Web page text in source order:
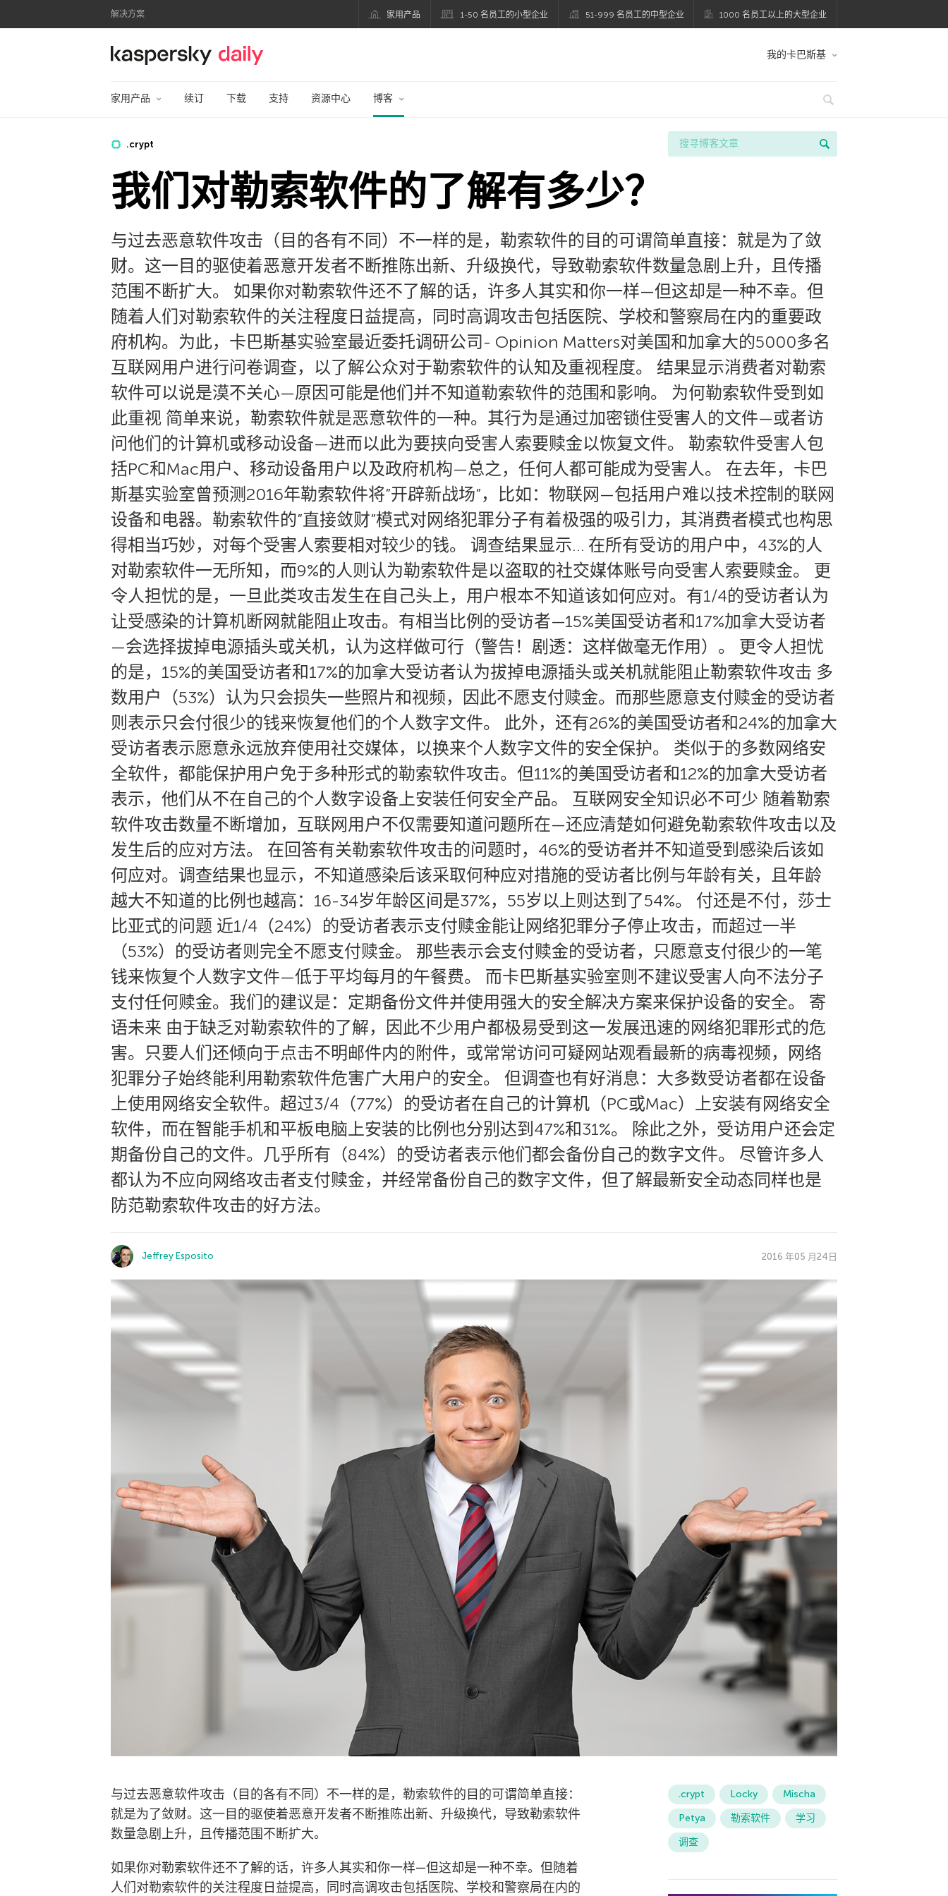
解决方案 家用产品 1-50 名员工的小型企业 51-999 名员工的中型企业 1000 名员工以上的大型企业
卡巴斯基官方博客 我的卡巴斯基
家用产品 续订 下载 支持 资源中心 博客
.crypt
我们对勒索软件的了解有多少？
与过去恶意软件攻击（目的各有不同）不一样的是，勒索软件的目的可谓简单直接：就是为了敛
财。这一目的驱使着恶意开发者不断推陈出新、升级换代，导致勒索软件数量急剧上升，且传播
范围不断扩大。 如果你对勒索软件还不了解的话，许多人其实和你一样—但这却是一种不幸。但
随着人们对勒索软件的关注程度日益提高，同时高调攻击包括医院、学校和警察局在内的重要政
府机构。为此，卡巴斯基实验室最近委托调研公司- Opinion Matters对美国和加拿大的5000多名
互联网用户进行问卷调查，以了解公众对于勒索软件的认知及重视程度。 结果显示消费者对勒索
软件可以说是漠不关心—原因可能是他们并不知道勒索软件的范围和影响。 为何勒索软件受到如
此重视 简单来说，勒索软件就是恶意软件的一种。其行为是通过加密锁住受害人的文件—或者访
问他们的计算机或移动设备—进而以此为要挟向受害人索要赎金以恢复文件。 勒索软件受害人包
括PC和Mac用户、移动设备用户以及政府机构—总之，任何人都可能成为受害人。 在去年，卡巴
斯基实验室曾预测2016年勒索软件将”开辟新战场”，比如：物联网—包括用户难以技术控制的联网
设备和电器。勒索软件的”直接敛财”模式对网络犯罪分子有着极强的吸引力，其消费者模式也构思
得相当巧妙，对每个受害人索要相对较少的钱。 调查结果显示… 在所有受访的用户中，43%的人
对勒索软件一无所知，而9%的人则认为勒索软件是以盗取的社交媒体账号向受害人索要赎金。 更
令人担忧的是，一旦此类攻击发生在自己头上，用户根本不知道该如何应对。有1/4的受访者认为
让受感染的计算机断网就能阻止攻击。有相当比例的受访者—15%美国受访者和17%加拿大受访者
—会选择拔掉电源插头或关机，认为这样做可行（警告！剧透：这样做毫无作用）。 更令人担忧
的是，15%的美国受访者和17%的加拿大受访者认为拔掉电源插头或关机就能阻止勒索软件攻击 多
数用户（53%）认为只会损失一些照片和视频，因此不愿支付赎金。而那些愿意支付赎金的受访者
则表示只会付很少的钱来恢复他们的个人数字文件。 此外，还有26%的美国受访者和24%的加拿大
受访者表示愿意永远放弃使用社交媒体，以换来个人数字文件的安全保护。 类似于的多数网络安
全软件，都能保护用户免于多种形式的勒索软件攻击。但11%的美国受访者和12%的加拿大受访者
表示，他们从不在自己的个人数字设备上安装任何安全产品。 互联网安全知识必不可少 随着勒索
软件攻击数量不断增加，互联网用户不仅需要知道问题所在—还应清楚如何避免勒索软件攻击以及
发生后的应对方法。 在回答有关勒索软件攻击的问题时，46%的受访者并不知道受到感染后该如
何应对。调查结果也显示，不知道感染后该采取何种应对措施的受访者比例与年龄有关，且年龄
越大不知道的比例也越高：16-34岁年龄区间是37%，55岁以上则达到了54%。 付还是不付，莎士
比亚式的问题 近1/4（24%）的受访者表示支付赎金能让网络犯罪分子停止攻击，而超过一半
（53%）的受访者则完全不愿支付赎金。 那些表示会支付赎金的受访者，只愿意支付很少的一笔
钱来恢复个人数字文件—低于平均每月的午餐费。 而卡巴斯基实验室则不建议受害人向不法分子
支付任何赎金。我们的建议是：定期备份文件并使用强大的安全解决方案来保护设备的安全。 寄
语未来 由于缺乏对勒索软件的了解，因此不少用户都极易受到这一发展迅速的网络犯罪形式的危
害。只要人们还倾向于点击不明邮件内的附件，或常常访问可疑网站观看最新的病毒视频，网络
犯罪分子始终能利用勒索软件危害广大用户的安全。 但调查也有好消息：大多数受访者都在设备
上使用网络安全软件。超过3/4（77%）的受访者在自己的计算机（PC或Mac）上安装有网络安全
软件，而在智能手机和平板电脑上安装的比例也分别达到47%和31%。 除此之外，受访用户还会定
期备份自己的文件。几乎所有（84%）的受访者表示他们都会备份自己的数字文件。 尽管许多人
都认为不应向网络攻击者支付赎金，并经常备份自己的数字文件，但了解最新安全动态同样也是
防范勒索软件攻击的好方法。
Jeffrey Esposito 2016 年05 月24日
与过去恶意软件攻击（目的各有不同）不一样的是，勒索软件的目的可谓简单直接：
就是为了敛财。这一目的驱使着恶意开发者不断推陈出新、升级换代，导致勒索软件
数量急剧上升，且传播范围不断扩大。
如果你对勒索软件还不了解的话，许多人其实和你一样—但这却是一种不幸。但随着
人们对勒索软件的关注程度日益提高，同时高调攻击包括医院、学校和警察局在内的
.crypt Locky
Mischa
Petya
勒索软件
学习
调查